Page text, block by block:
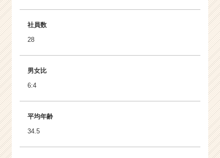
社員数
28
男女比
6:4
平均年齢
34.5